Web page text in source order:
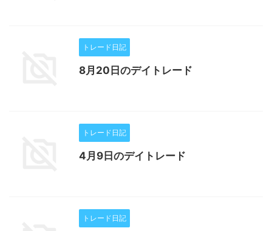
トレード日記
8月20日のデイトレード
トレード日記
4月9日のデイトレード
トレード日記